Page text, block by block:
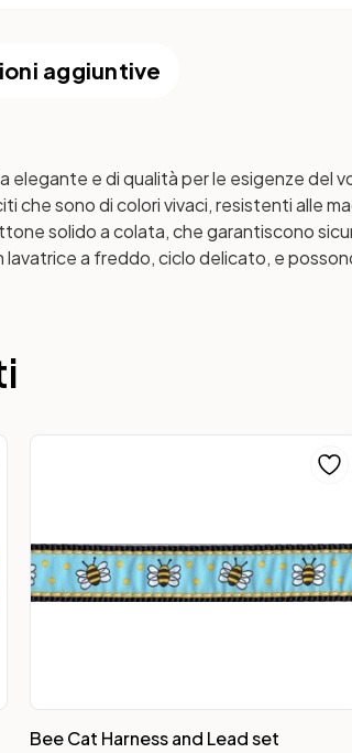
aggiuntive
elegante e di qualità per le esigenze
che sono di colori vivaci, resistenti alle
solido a colata, che garantiscono
lavatrice a freddo, ciclo delicato, e
Bee Cat Harness and Lead set